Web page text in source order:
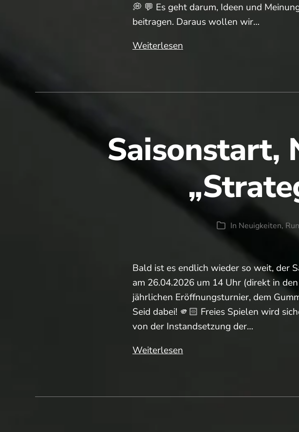
💭 💬 Es geht darum, Ideen und
beitragen. Daraus wollen wir…
Weiterlesen
Saisonstart,
Kategorien
In Neuigkeiten,
Bald ist es endlich wieder so weit, der
am 26.04.2026 um 14 Uhr (direkt in
jährlichen Eröffnungsturnier, dem
Seid dabei! 🫵🏻 Freies Spielen wird
von der Instandsetzung der…
Weiterlesen
und